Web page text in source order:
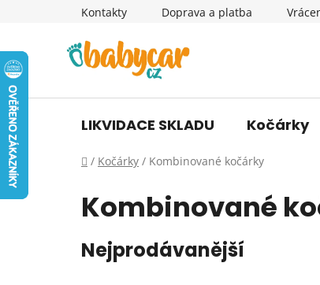
Kontakty Doprava a platba
LIKVIDACE SKLADU Kočárky
Domů
/ Kočárky / Kombinované kočárky
Kombinované
Nejprodávanější